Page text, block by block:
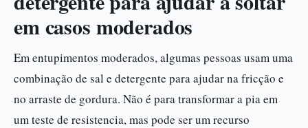
em casos moderados
Em entupimentos moderados, algumas pessoas usam uma
combinação de sal e detergente para ajudar na fricção e
no arraste de gordura. Não é para transformar a pia em
um teste de resistencia, mas pode ser um recurso